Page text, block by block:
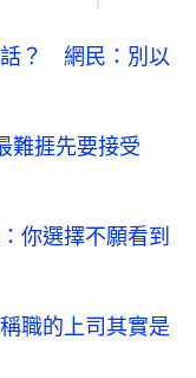
話？ 網民：別以
難捱先要接受
選擇不願看到
職的上司其實是